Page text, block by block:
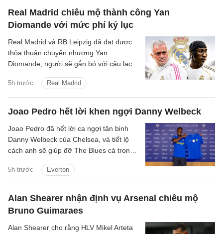
Real Madrid chiêu mộ thành công Yan
Diomande với mức phí kỷ lục
5h trước Real Madrid
Real Madrid và RB Leipzig đã đạt được
thỏa thuận chuyển nhượng Yan
Diomande, người sẽ gắn bó với câu lạc
ngày 30 tháng 6 năm 2033.
Joao Pedro hết lời khen ngợi Danny Welbeck
5h trước Everton
Joao Pedro đã hết lời ca ngợi tân binh
Danny Welbeck của Chelsea, và tiết lộ
cách anh sẽ giúp đỡ The Blues cả trong
Alan Shearer nhận định vụ Arsenal chiêu mộ
Bruno Guimaraes
Alan Shearer cho rằng HLV Mikel Arteta